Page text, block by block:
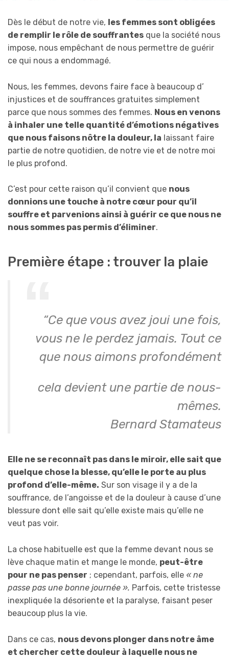
Dès le début de notre vie, les femmes sont obligées
de remplir le rôle de souffrantes que la société nous
impose, nous empêchant de nous permettre de guérir
ce qui nous a endommagé.
Nous, les femmes, devons faire face à beaucoup d’
injustices et de souffrances gratuites simplement
parce que nous sommes des femmes. Nous en venons
à inhaler une telle quantité d’émotions négatives
que nous faisons nôtre la douleur, la laissant faire
partie de notre quotidien, de notre vie et de notre moi
le plus profond.
C’est pour cette raison qu’il convient que nous
donnions une touche à notre cœur pour qu’il
souffre et parvenions ainsi à guérir ce que nous ne
nous sommes pas permis d’éliminer.
Première étape : trouver la plaie
“Ce que vous avez joui une fois,
vous ne le perdez jamais. Tout ce
que nous aimons profondément
cela devient une partie de nous-
mêmes.
Bernard Stamateus
Elle ne se reconnaît pas dans le miroir, elle sait que
quelque chose la blesse, qu’elle le porte au plus
profond d’elle-même. Sur son visage il y a de la
souffrance, de l’angoisse et de la douleur à cause d’une
blessure dont elle sait qu’elle existe mais qu’elle ne
veut pas voir.
La chose habituelle est que la femme devant nous se
lève chaque matin et mange le monde, peut-être
pour ne pas penser ; cependant, parfois, elle « ne
passe pas une bonne journée ». Parfois, cette tristesse
inexpliquée la désoriente et la paralyse, faisant peser
beaucoup plus la vie.
Dans ce cas, nous devons plonger dans notre âme
et chercher cette douleur à laquelle nous ne